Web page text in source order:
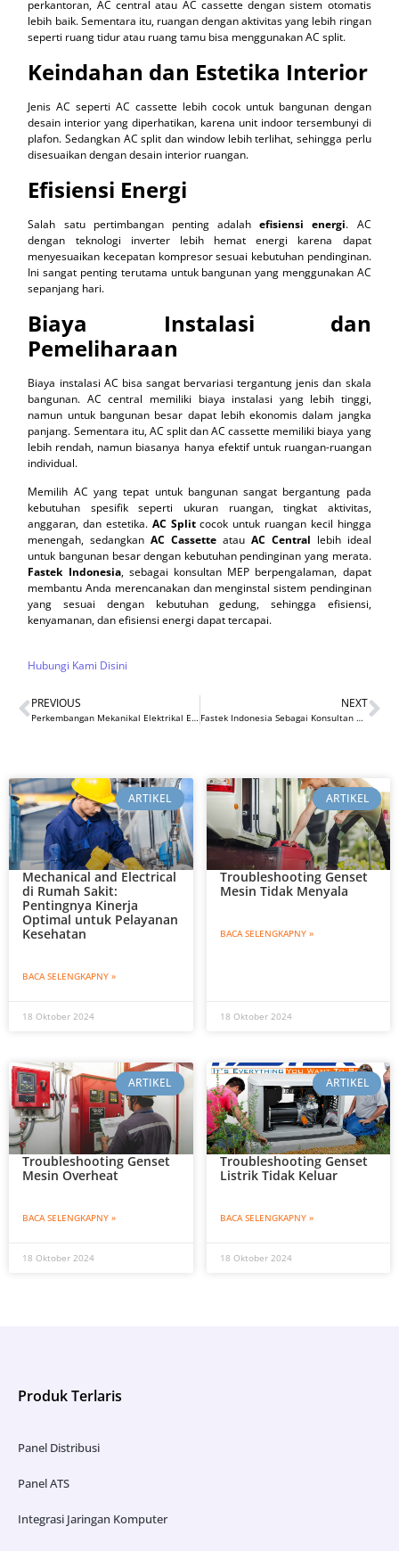
perkantoran, AC central atau AC cassette dengan sistem otomatis
lebih baik. Sementara itu, ruangan dengan aktivitas yang lebih ringan
seperti ruang tidur atau ruang tamu bisa menggunakan AC split.
Keindahan dan Estetika Interior
Jenis AC seperti AC cassette lebih cocok untuk bangunan dengan
desain interior yang diperhatikan, karena unit indoor tersembunyi di
plafon. Sedangkan AC split dan window lebih terlihat, sehingga perlu
disesuaikan dengan desain interior ruangan.
Efisiensi Energi
Salah satu pertimbangan penting adalahefisiensi energi. AC
dengan teknologi inverter lebih hemat energi karena dapat
menyesuaikan kecepatan kompresor sesuai kebutuhan pendinginan.
Ini sangat penting terutama untuk bangunan yang menggunakan AC
sepanjang hari.
Biaya Instalasi dan
Pemeliharaan
Biaya instalasi AC bisa sangat bervariasi tergantung jenis dan skala
bangunan. AC central memiliki biaya instalasi yang lebih tinggi,
namun untuk bangunan besar dapat lebih ekonomis dalam jangka
panjang. Sementara itu, AC split dan AC cassette memiliki biaya yang
lebih rendah, namun biasanya hanya efektif untuk ruangan-ruangan
individual.
Memilih AC yang tepat untuk bangunan sangat bergantung pada
kebutuhan spesifik seperti ukuran ruangan, tingkat aktivitas,
anggaran, dan estetika. AC Splitcocok untuk ruangan kecil hingga
menengah, sedangkanAC Cassette atau AC Central lebih ideal
untuk bangunan besar dengan kebutuhan pendinginan yang merata.
Fastek Indonesia, sebagai konsultan MEP berpengalaman, dapat
membantu Anda merencanakan dan menginstal sistem pendinginan
yang sesuai dengan kebutuhan gedung, sehingga efisiensi,
kenyamanan, dan efisiensi energi dapat tercapai.
Hubungi Kami Disini
PREVIOUS
Perkembangan Mekanikal Elektrikal Elektronikal dan Plumbing (MEEP) Gedung: Inovasi dan Tren Terbaru​
NEXT
Fastek Indonesia Sebagai Konsultan MEP, ME, dan MEEP Terpercaya di Industri Konstruksi
ARTIKEL
Mechanical and Electrical
di Rumah Sakit:
Pentingnya Kinerja
Optimal untuk Pelayanan
Kesehatan
BACA SELENGKAPNY »
18 Oktober 2024
ARTIKEL
Troubleshooting Genset
Mesin Tidak Menyala
BACA SELENGKAPNY »
18 Oktober 2024
ARTIKEL
Troubleshooting Genset
Mesin Overheat
BACA SELENGKAPNY »
18 Oktober 2024
ARTIKEL
Troubleshooting Genset
Listrik Tidak Keluar
BACA SELENGKAPNY »
18 Oktober 2024
Produk Terlaris
Panel Distribusi
Panel ATS
Integrasi Jaringan Komputer